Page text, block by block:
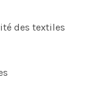
des textiles